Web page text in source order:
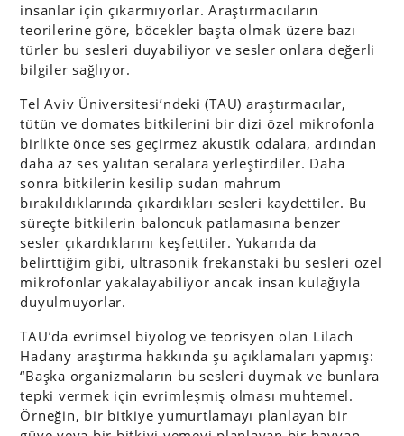
insanlar için çıkarmıyorlar. Araştırmacıların
teorilerine göre, böcekler başta olmak üzere bazı
türler bu sesleri duyabiliyor ve sesler onlara değerli
bilgiler sağlıyor.
Tel Aviv Üniversitesi’ndeki (TAU) araştırmacılar,
tütün ve domates bitkilerini bir dizi özel mikrofonla
birlikte önce ses geçirmez akustik odalara, ardından
daha az ses yalıtan seralara yerleştirdiler. Daha
sonra bitkilerin kesilip sudan mahrum
bırakıldıklarında çıkardıkları sesleri kaydettiler. Bu
süreçte bitkilerin baloncuk patlamasına benzer
sesler çıkardıklarını keşfettiler. Yukarıda da
belirttiğim gibi, ultrasonik frekanstaki bu sesleri özel
mikrofonlar yakalayabiliyor ancak insan kulağıyla
duyulmuyorlar.
TAU’da evrimsel biyolog ve teorisyen olan Lilach
Hadany araştırma hakkında şu açıklamaları yapmış:
“Başka organizmaların bu sesleri duymak ve bunlara
tepki vermek için evrimleşmiş olması muhtemel.
Örneğin, bir bitkiye yumurtlamayı planlayan bir